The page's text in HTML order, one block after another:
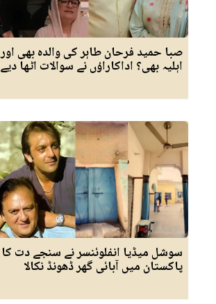
صبا حمید فرحان طاہر کی والدہ بھی اور
اہلیہ بھی؟ اداکاراؤں نے سوالات اٹھا دیے
سوشل میڈیا انفلوئنسر نے سنجے دت کا
پاکستان میں آبائی گھر ڈھونڈ نکالا